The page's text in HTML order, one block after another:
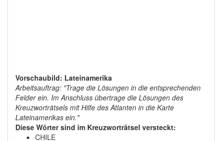
Vorschaubild: Lateinamerika
Arbeitsauftrag: "Trage die Lösungen in die entsprechenden
Felder ein. Im Anschluss übertrage die Lösungen des
Kreuzworträtsels mit Hilfe des Atlanten in die Karte
Lateinamerikas ein."
Diese Wörter sind im Kreuzworträtsel versteckt:
CHILE